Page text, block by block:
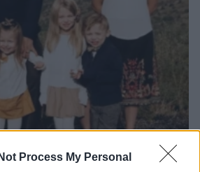
Process My Personal